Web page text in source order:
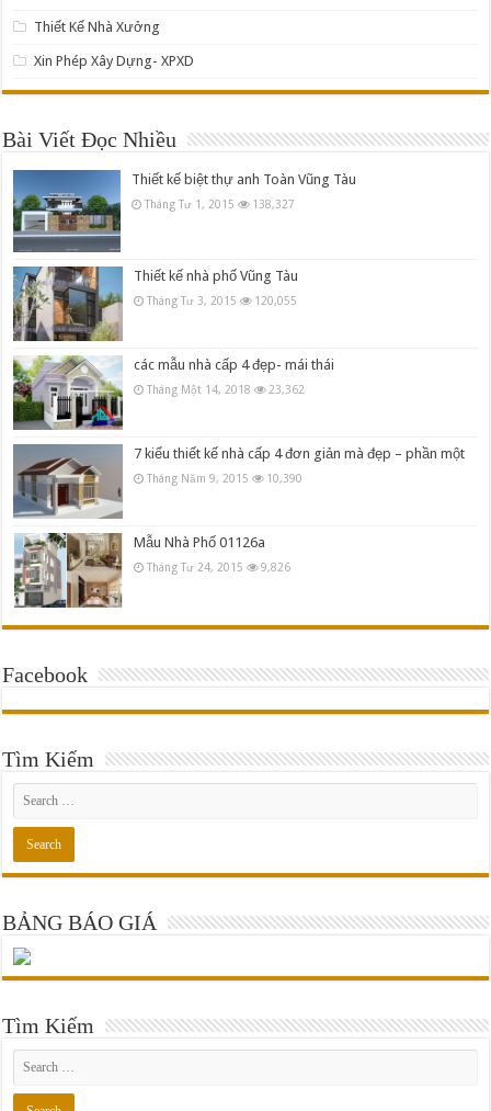
Thiết Kế Nhà Xưởng
Xin Phép Xây Dựng- XPXD
Bài Viết Đọc Nhiều
Thiết kế biệt thự anh Toàn Vũng Tàu
Tháng Tư 1, 2015 138,327
Thiết kế nhà phố Vũng Tàu
Tháng Tư 3, 2015 120,055
các mẫu nhà cấp 4 đẹp- mái thái
Tháng Một 14, 2018 23,362
7 kiểu thiết kế nhà cấp 4 đơn giản mà đẹp – phần một
Tháng Năm 9, 2015 10,390
Mẫu Nhà Phố 01126a
Tháng Tư 24, 2015 9,826
Facebook
Tìm Kiếm
BẢNG BÁO GIÁ
Tìm Kiếm